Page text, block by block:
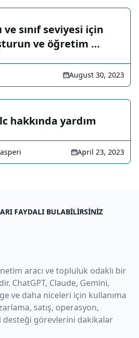
sınıf seviyesi için
ve öğretim …
August 30, 2023
hakkında yardım
April 23, 2023
FAYDALI BULABILIRSINIZ
aracı ve topluluk odaklı bir
ChatGPT, Claude, Gemini,
ve daha niceleri için kullanıma
satış, operasyon,
görevlerini dakikalar